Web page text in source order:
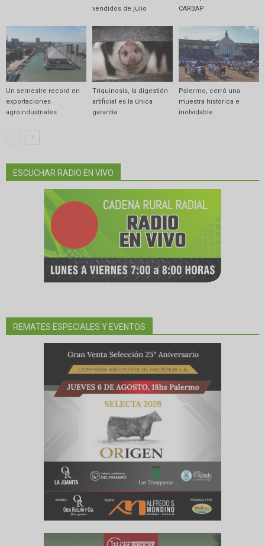
vendidos de julio
CARBAP
Un semestre record en
exportaciones
agroindustriales
Triquinosis, la digestión
artificial es la única
garantía
Palermo, cerró una
muestra histórica e
inolvidable
ESCUCHAR RADIO EN VIVO
REMATES ESPECIALES Y EVENTOS